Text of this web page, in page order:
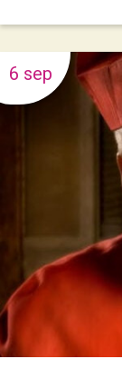
6 sep